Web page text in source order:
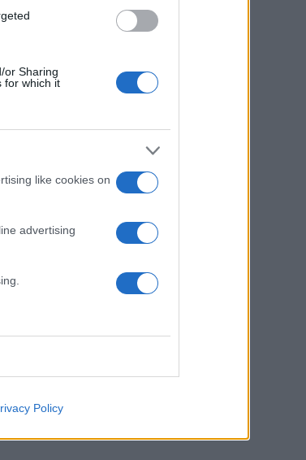
or Sharing
for which it
like cookies on
advertising
Policy